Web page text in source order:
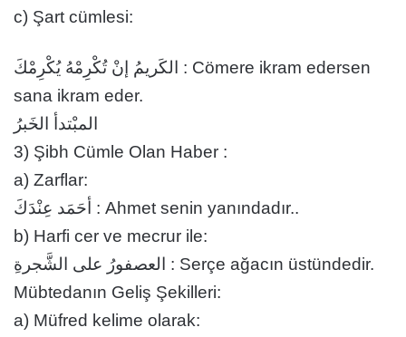
c) Şart cümlesi:
الكَريمُ إنْ تُكْرِمْهُ يُكْرِمْكَ : Cömere ikram edersen
sana ikram eder.
المبْتدأ الخَبرُ
3) Şibh Cümle Olan Haber :
a) Zarflar:
أحَمَد عِنْدَكَ : Ahmet senin yanındadır..
b) Harfi cer ve mecrur ile:
العصفورُ على الشَّجرةِ : Serçe ağacın üstündedir.
Mübtedanın Geliş Şekilleri:
a) Müfred kelime olarak: